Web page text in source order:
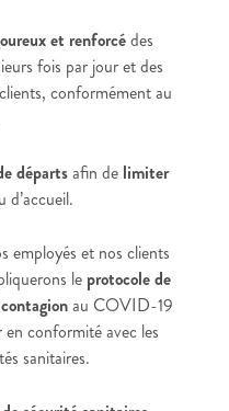
et renforcédes
fois par jour et des
conformément au
départsafin de limiter
d’accueil.
employés et nos clients
le protocole de
au COVID-19
conformité avec les
sanitaires.